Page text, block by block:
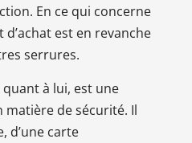
En ce qui concerne
est en revanche
serrures.
quant à lui, est une
de sécurité. Il
d’une carte